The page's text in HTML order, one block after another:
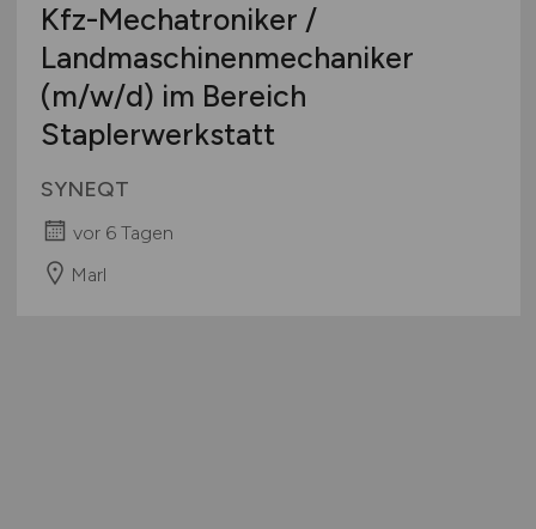
Kfz-Mechatroniker /
Landmaschinenmechaniker
(m/w/d) im Bereich
Staplerwerkstatt
SYNEQT
vor 6 Tagen
Marl